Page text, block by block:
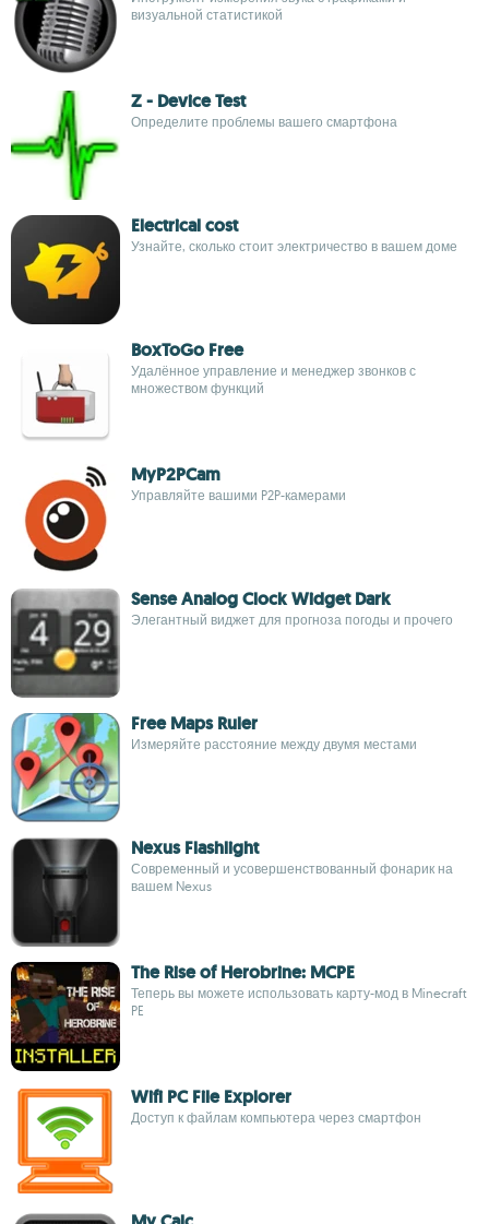
визуальной статистикой
Z - Device Test
Определите проблемы вашего смартфона
Electrical cost
Узнайте, сколько стоит электричество в вашем доме
BoxToGo Free
Удалённое управление и менеджер звонков с
множеством функций
MyP2PCam
Управляйте вашими P2P-камерами
Sense Analog Clock Widget Dark
Элегантный виджет для прогноза погоды и прочего
Free Maps Ruler
Измеряйте расстояние между двумя местами
Nexus Flashlight
Современный и усовершенствованный фонарик на
вашем Nexus
The Rise of Herobrine: MCPE
Теперь вы можете использовать карту-мод в Minecraft
PE
Wifi PC File Explorer
Доступ к файлам компьютера через смартфон